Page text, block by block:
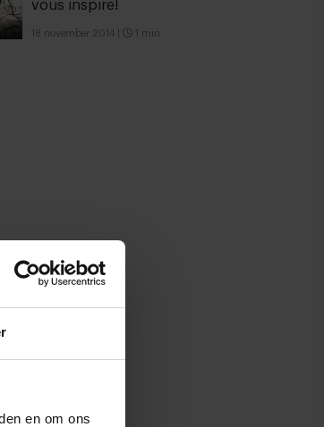
en om ons
vous inspire!
18 november 2014 1 min